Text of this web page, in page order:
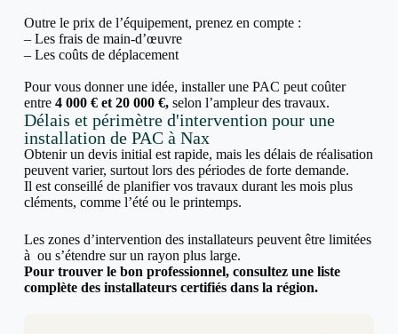
Outre le prix de l’équipement, prenez en compte :
– Les frais de main-d’œuvre
– Les coûts de déplacement
Pour vous donner une idée, installer une PAC peut coûter
entre 4 000 € et 20 000 €,selon l’ampleur des travaux.
Délais et périmètre d'intervention pour une
installation de PAC à Nax
Obtenir un devis initial est rapide, mais les délais de réalisation
peuvent varier, surtout lors des périodes de forte demande.
Il est conseillé de planifier vos travaux durant les mois plus
cléments, comme l’été ou le printemps.
Les zones d’intervention des installateurs peuvent être limitées
à ou s’étendre sur un rayon plus large.
Pour trouver le bon professionnel, consultez une liste
complète des installateurs certifiés dans la région.